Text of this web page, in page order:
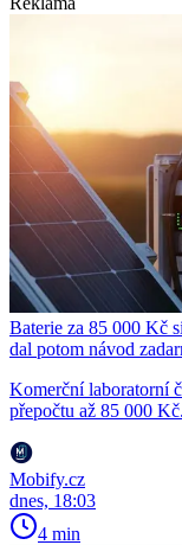
Baterie za 85 000 Kč
dal potom návod
Komerční laboratorní
přepočtu až 85 000
Mobify.cz
dnes, 18:03
4 min